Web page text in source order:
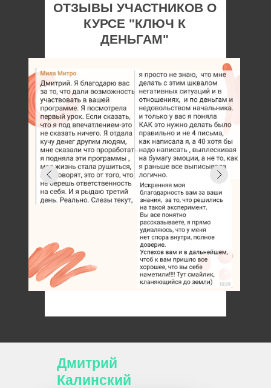
ОТЗЫВЫ УЧАСТНИКОВ О
КУРСЕ "КЛЮЧ К
ДЕНЬГАМ"
Дмитрий
Калинский